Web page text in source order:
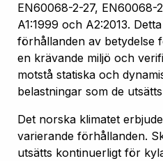
EN60068-2-27, EN60068-
A1:1999 och A2:2013.
förhållanden av betydelse
en krävande miljö och
motstå statiska och
belastningar som de
Det norska klimatet
varierande förhållanden.
utsätts kontinuerligt för